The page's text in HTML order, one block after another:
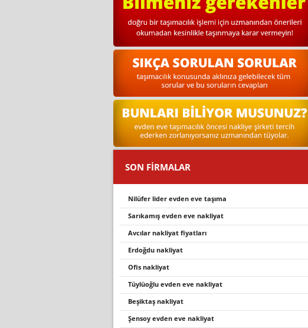
SON FİRMALAR
nilüfer lider evden eve taşıma
sarikamiş evden eve nakli̇yat
avcılar nakliyat fiyatları
erdoğdu nakli̇yat
ofis nakliyat
tüylüoğlu evden eve nakliyat
beşiktaş nakliyat
şensoy evden eve nakliyat